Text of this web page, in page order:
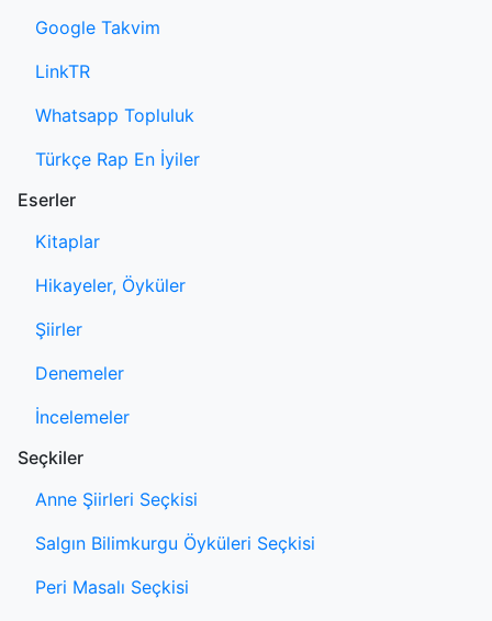
Google Takvim
LinkTR
Whatsapp Topluluk
Türkçe Rap En İyiler
Eserler
Kitaplar
Hikayeler, Öyküler
Şiirler
Denemeler
İncelemeler
Seçkiler
Anne Şiirleri Seçkisi
Salgın Bilimkurgu Öyküleri Seçkisi
Peri Masalı Seçkisi